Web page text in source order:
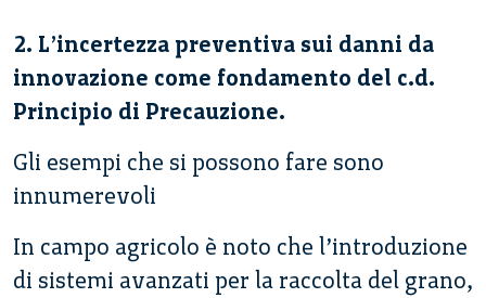
2. L’incertezza preventiva sui danni da
innovazione come fondamento del c.d.
Principio di Precauzione.
Gli esempi che si possono fare sono
innumerevoli
In campo agricolo è noto che l’introduzione
di sistemi avanzati per la raccolta del grano,